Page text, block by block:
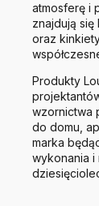
atmosferę i
znajdują się
oraz
Produkty
wzornictwa
do domu,
marka
wykonania